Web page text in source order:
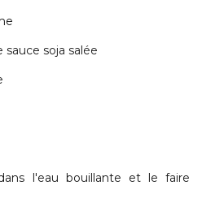
sauce soja salée
l'eau bouillante et le faire